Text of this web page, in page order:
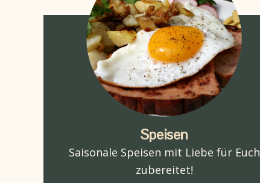
Speisen
Saisonale Speisen mit Liebe für Euch
zubereitet!